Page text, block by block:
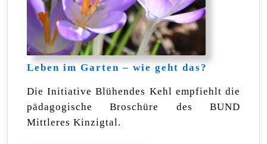
Leben im Garten – wie geht das?
Leben
–
wie
Die Initiative Blühendes Kehl empfiehlt die
pädagogische Broschüre des BUND
Mittleres Kinzigtal.